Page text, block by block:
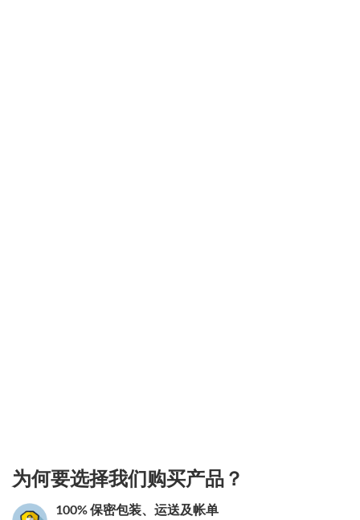
为何要选择我们购买产品？
100% 保密包装、运送及帐单